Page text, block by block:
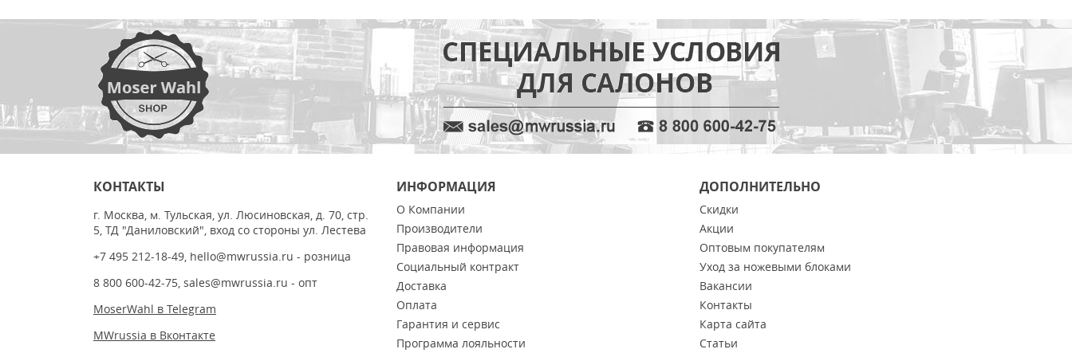
КОНТАКТЫ
г. Москва, м. Тульская, ул. Люсиновская, д. 70, стр.
5, ТД "Даниловский", вход со стороны ул. Лестева
+7 495 212-18-49, hello@mwrussia.ru - розница
8 800 600-42-75, sales@mwrussia.ru - опт
MoserWahl в Telegram
MWrussia в Вконтакте
ИНФОРМАЦИЯ
О Компании
Производители
Правовая информация
Социальный контракт
Доставка
Оплата
Гарантия и сервис
Программа лояльности
ДОПОЛНИТЕЛЬНО
Скидки
Акции
Оптовым покупателям
Уход за ножевыми блоками
Вакансии
Контакты
Карта сайта
Статьи